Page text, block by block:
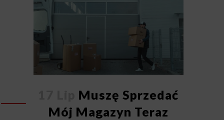
Muszę Sprzedać
Mój Magazyn Teraz